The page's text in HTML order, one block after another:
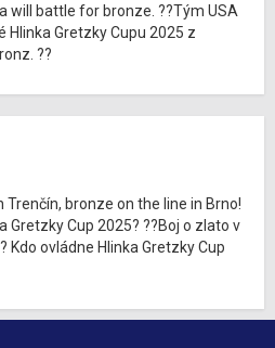
will battle for bronze. ??Tým USA
Hlinka Gretzky Cupu 2025 z
??
bronze on the line in Brno!
Gretzky Cup 2025? ??Boj o zlato v
Kdo ovládne Hlinka Gretzky Cup